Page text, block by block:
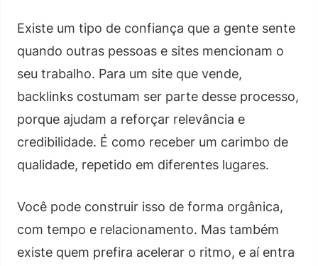
Existe um tipo de confiança que a gente sente
quando outras pessoas e sites mencionam o
seu trabalho. Para um site que vende,
backlinks costumam ser parte desse processo,
porque ajudam a reforçar relevância e
credibilidade. É como receber um carimbo de
qualidade, repetido em diferentes lugares.
Você pode construir isso de forma orgânica,
com tempo e relacionamento. Mas também
existe quem prefira acelerar o ritmo, e aí entra